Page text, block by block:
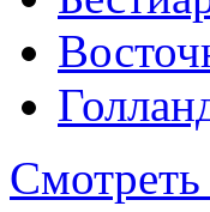
Смотреть